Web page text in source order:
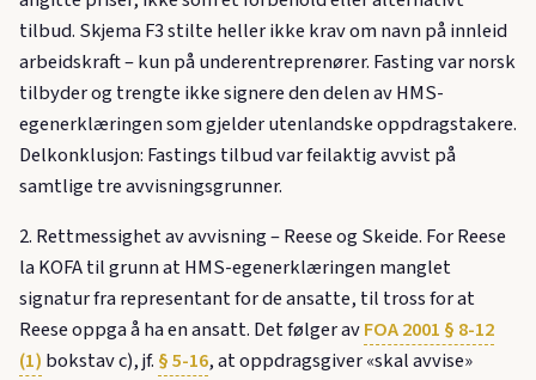
tilbud. Skjema F3 stilte heller ikke krav om navn på innleid
arbeidskraft – kun på underentreprenører. Fasting var norsk
tilbyder og trengte ikke signere den delen av HMS-
egenerklæringen som gjelder utenlandske oppdragstakere.
Delkonklusjon: Fastings tilbud var feilaktig avvist på
samtlige tre avvisningsgrunner.
2. Rettmessighet av avvisning – Reese og Skeide. For Reese
la KOFA til grunn at HMS-egenerklæringen manglet
signatur fra representant for de ansatte, til tross for at
Reese oppga å ha en ansatt. Det følger avFOA 2001 § 8-12
(1) bokstav c), jf. § 5-16, at oppdragsgiver «skal avvise»